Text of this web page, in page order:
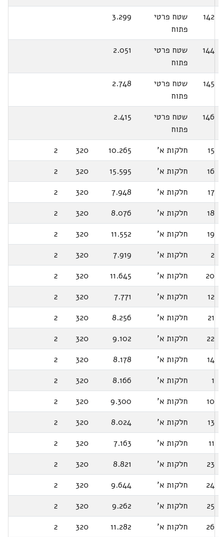
142
שטח פרטי
פתוח
3.299
144
שטח פרטי
פתוח
2.051
145
שטח פרטי
פתוח
2.748
146
שטח פרטי
פתוח
2.415
15 חלקות א' 10.265
320
2
16
חלקות א' 15.595
320
2
17
חלקות א' 7.948
320
2
18
חלקות א' 8.076
320
2
19
חלקות א' 11.552
320
2
2
חלקות א' 7.919
320
2
20
חלקות א' 11.645
320
2
12
חלקות א' 7.771
320
2
21
חלקות א' 8.256
320
2
22
חלקות א' 9.102
320
2
14
חלקות א' 8.178
320
2
1
חלקות א' 8.166
320
2
10
חלקות א' 9.300
320
2
13
חלקות א' 8.024
320
2
11
חלקות א' 7.163
320
2
23
חלקות א' 8.821
320
2
24
חלקות א' 9.644
320
2
25
חלקות א' 9.262
320
2
26
חלקות א' 11.282
320
2